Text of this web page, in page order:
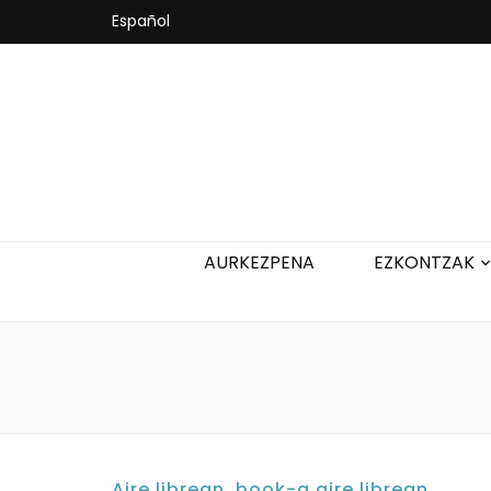
Español
AURKEZPENA EZKONTZAK